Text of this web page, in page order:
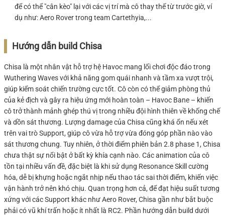
để có thể "cân kèo" lại với các vị trí mà cô thay thế từ trước giờ, ví
dụ như: Aero Rover trong team Cartethyia,...
Hướng dẫn build Chisa
Chisa là một nhân vật hỗ trợ hệ Havoc mang lối chơi độc đáo trong
Wuthering Waves với khả năng gom quái nhanh và tầm xa vượt trội,
giúp kiểm soát chiến trường cực tốt. Cô còn có thể giảm phòng thủ
của kẻ địch và gây ra hiệu ứng mới hoàn toàn – Havoc Bane – khiến
cô trở thành mảnh ghép thú vị trong nhiều đội hình thiên về khống chế
và dồn sát thương. Lượng damage của Chisa cũng khá ổn nếu xét
trên vai trò Support, giúp cô vừa hỗ trợ vừa đóng góp phần nào vào
sát thương chung. Tuy nhiên, ở thời điểm phiên bản 2.8 phase 1, Chisa
chưa thật sự nổi bật ở bất kỳ khía cạnh nào. Các animation của cô
tồn tại nhiều vấn đề, đặc biệt là khi sử dụng Resonance Skill cường
hóa, dễ bị khựng hoặc ngắt nhịp nếu thao tác sai thời điểm, khiến việc
vận hành trở nên khó chịu. Quan trọng hơn cả, để đạt hiệu suất tương
xứng với các Support khác như Aero Rover, Chisa gần như bắt buộc
phải có vũ khí trấn hoặc ít nhất là RC2. Phần hướng dẫn build dưới